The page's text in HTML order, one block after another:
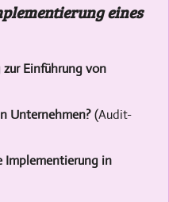
eines
Einführung von
Unternehmen?(Audit-
Implementierung in